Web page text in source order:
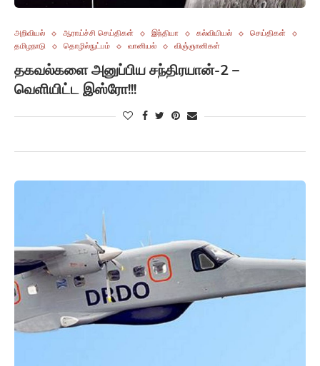
அறிவியல் ஆராய்ச்சி செய்திகள் இந்தியா கல்வியியல்
செய்திகள்
தமிழநாடு
தொழில்நுட்பம் வானியல் விஞ்ஞானிகள்
தகவல்களை அனுப்பிய சந்திரயான்-2 –
வெளியிட்ட இஸ்ரோ!!!